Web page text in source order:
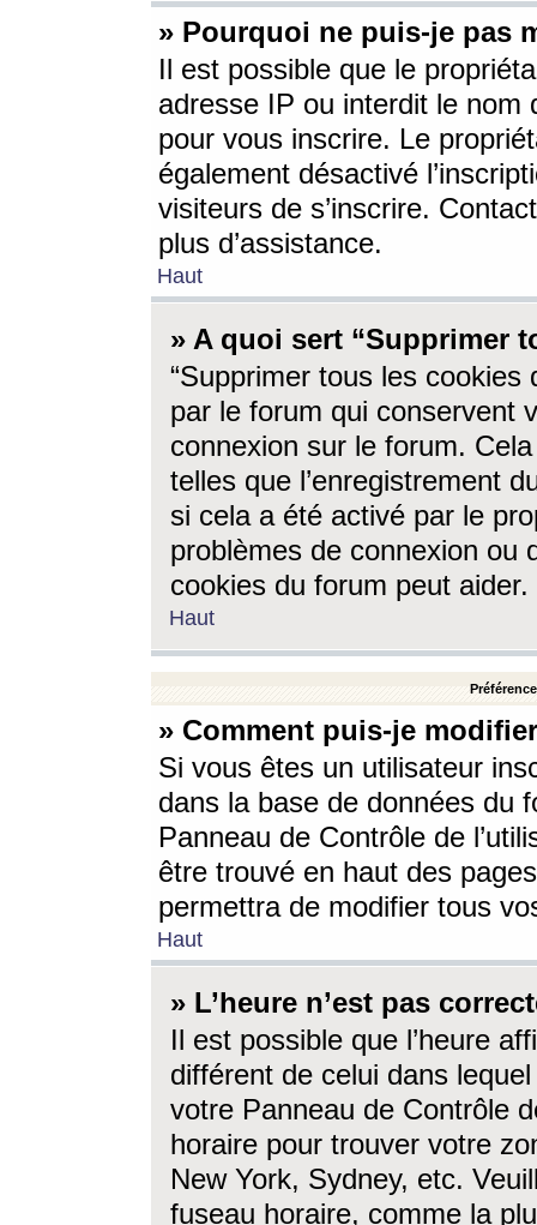
» Pourquoi ne puis-je pas
Il est possible que le
adresse IP ou interdit le nom
pour vous inscrire. Le
également désactivé
visiteurs de s’inscrire.
plus d’assistance.
Haut
» A quoi sert “Supprimer
“Supprimer tous les cookies
par le forum qui conservent
connexion sur le forum.
telles que l’enregistrement
si cela a été activé par le
problèmes de connexion ou
cookies du forum peut aider.
Haut
» Comment puis-je
Si vous êtes un utilisateur
dans la base de données du
Panneau de Contrôle de
être trouvé en haut des
permettra de modifier tous
Haut
» L’heure n’est pas
Il est possible que l’heure
différent de celui dans
votre Panneau de Contrôle
horaire pour trouver votre
New York, Sydney, etc.
fuseau horaire, comme la